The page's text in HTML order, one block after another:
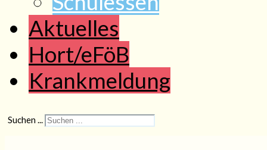
Aktuelles
Hort/eFöB
Krankmeldung
Suchen ...